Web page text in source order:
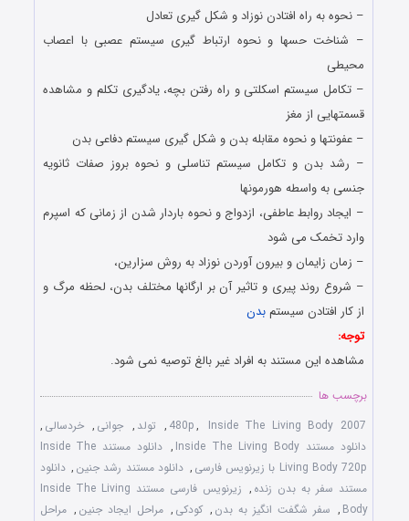
– نحوه به راه افتادن نوزاد و شکل گیری تعادل
– شناخت حسها و نحوه ارتباط گیری سیستم عصبی با اعصاب
محیطی
– تکامل سیستم اسکلتی و راه رفتن بچه، یادگیری تکلم و مشاهده
قسمتهایی از مغز
– عفونتها و نحوه مقابله بدن و شکل گیری سیستم دفاعی بدن
– رشد بدن و تکامل سیستم تناسلی و نحوه بروز صفات ثانویه
جنسی به واسطه هورمونها
– ایجاد روابط عاطفی، ازدواج و نحوه باردار شدن از زمانی که اسپرم
وارد تخمک می شود
– زمان زایمان و بیرون آوردن نوزاد به روش سزارین،
– شروع روند پیری و تاثیر آن بر ارگانها مختلف بدن، لحظه مرگ و
از کار افتادن سیستمبدن
توجه:
مشاهده این مستند به افراد غیر بالغ توصیه نمی شود.
برچسب ها
480p, Inside The Living Body 2007
, تولد , جوانی , خردسالی ,
دانلود مستند Inside The Living Body
,
دانلود مستند Inside The
Living Body 720p با زیرنویس فارسی
, دانلود مستند رشد جنین , دانلود
مستند سفر به بدن زنده ,
زیرنویس فارسی مستند Inside The Living
Body
, سفر شگفت انگیز به بدن , کودکی , مراحل ایجاد جنین , مراحل